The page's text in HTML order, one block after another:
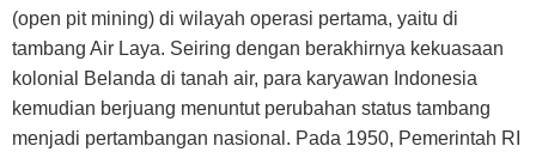
(open pit mining) di wilayah operasi pertama, yaitu di
tambang Air Laya. Seiring dengan berakhirnya kekuasaan
kolonial Belanda di tanah air, para karyawan Indonesia
kemudian berjuang menuntut perubahan status tambang
menjadi pertambangan nasional. Pada 1950, Pemerintah RI